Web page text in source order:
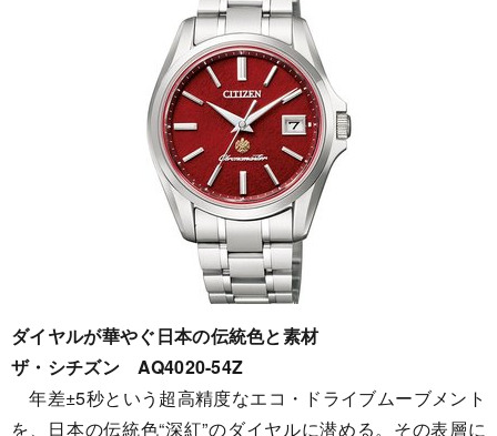
ダイヤルが華やぐ日本の伝統色と素材
ザ・シチズン AQ4020-54Z
年差±5秒という超高精度なエコ・ドライブムーブメント
を、日本の伝統色“深紅”のダイヤルに潜める。その表層に